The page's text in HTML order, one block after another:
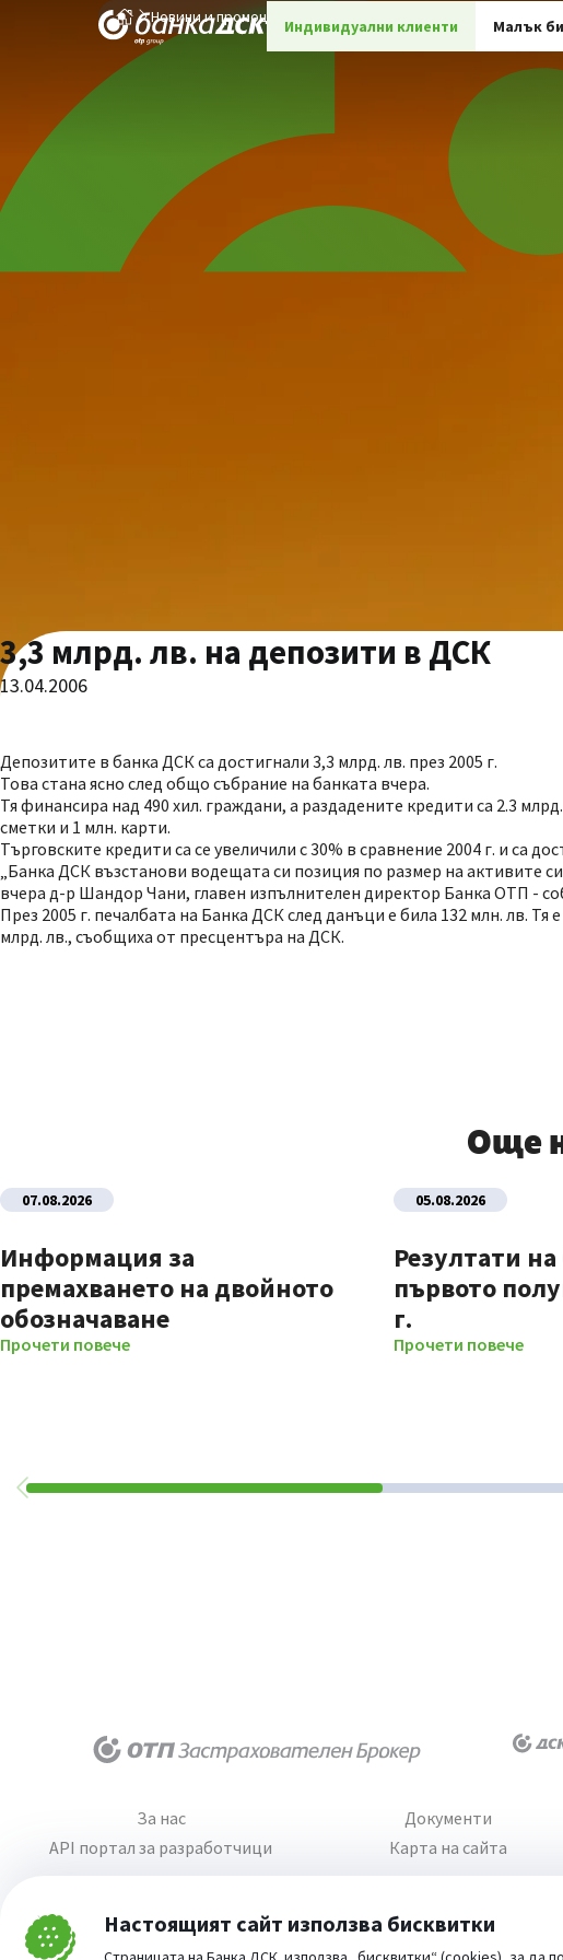
Затвори Настоящият сайт използва бисквитки
Индивидуални клиенти Малък
Новини и промоции
3,3 млрд. лв. на депозити в ДСК
13.04.2006
Депозитите в банка ДСК са достигнали 3,3 млрд. лв. през 2005 г.
Това стана ясно след общо събрание на банката вчера.
Тя финансира над 490 хил. граждани, а раздадените кредити са 2.3
сметки и 1 млн. карти.
Търговските кредити са се увеличили с 30% в сравнение 2004 г. и са
„Банка ДСК възстанови водещата си позиция по размер на активите
вчера д-р Шандор Чани, главен изпълнителен директор Банка ОТП -
През 2005 г. печалбата на Банка ДСК след данъци е била 132 млн. лв.
млрд. лв., съобщиха от пресцентъра на ДСК.
Още
07.08.2026
Информация за
премахването на двойното
обозначаване
Прочети повече
05.08.2026
Резултати на
първото
г.
Прочети повече
За нас
API портал за разработчици
Документи
Карта на сайта